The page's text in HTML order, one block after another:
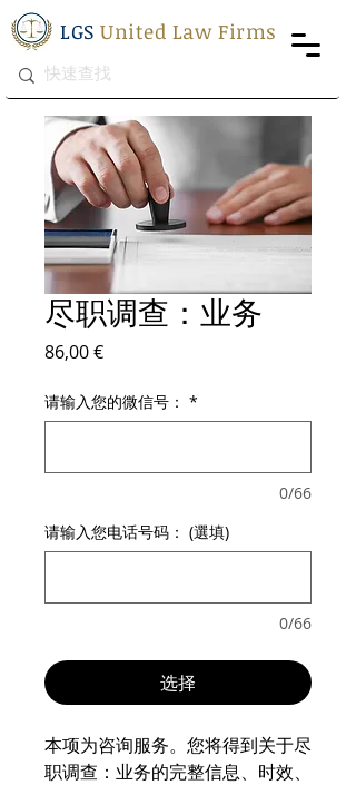
LGSUnited Law Firms
尽职调查：业务
86,00 €價格
请输入您的微信号： *
0/66
请输入您电话号码： (選填)
0/66
选择
本项为咨询服务。您将得到关于尽
职调查：业务的完整信息、时效、